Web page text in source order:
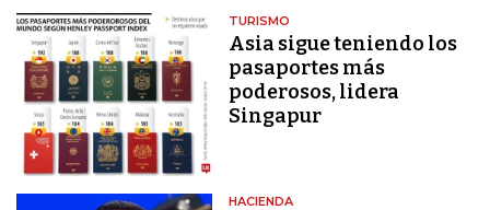
TURISMO
Asia sigue teniendo los
pasaportes más
poderosos, lidera
Singapur
HACIENDA